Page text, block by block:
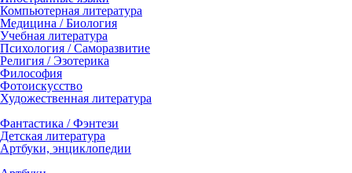
Компьютерная литература
Медицина / Биология
Учебная литература
Психология / Саморазвитие
Религия / Эзотерика
Философия
Фотоискусство
Художественная литература
Фантастика / Фэнтези
Детская литература
Артбуки, энциклопедии